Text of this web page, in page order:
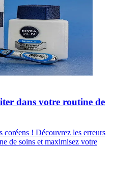
dans votre routine de
coréens ! Découvrez les erreurs
de soins et maximisez votre